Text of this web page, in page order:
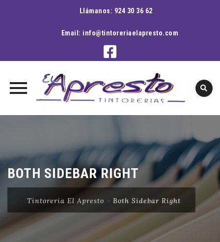
Llámanos: 924 30 36 62
Email: info@tintoreriaelapresto.com
BOTH SIDEBAR RIGHT
Tintoreria El Apresto > Both Sidebar Right